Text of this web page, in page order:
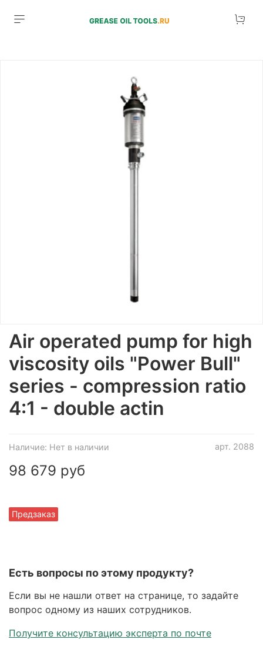
арт. 2088
Наличие: Нет в наличии
Предзаказ
Air operated pump for high
viscosity oils "Power Bull"
series - compression ratio
4:1 - double actin
98 679 руб
Есть вопросы по этому продукту?
Если вы не нашли ответ на странице, то задайте
вопрос одному из наших сотрудников.
Получите консультацию эксперта по почте